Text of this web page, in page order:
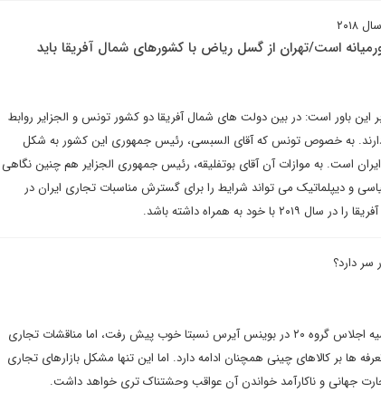
است/تهران از گسل ریاض با کشورهای شمال آفریقا باید
این باور است: در بین دولت های شمال آفریقا دو کشور تونس و الجزایر روابط
دارند. به خصوص تونس که آقای السبسی، رئیس جمهوری این کشور به شکل
است. به موازات آن آقای بوتفلیقه، رئیس جمهوری الجزایر هم چنین نگاهی
و دیپلماتیک می تواند شرایط را برای گسترش مناسبات تجاری ایران در
به همراه داشته باشد.
سر دارد؟
مذاکرات دونالد ترامپ و شی جین پینگ در حاشیه اجلاس گروه ۲۰ در بوینس آیرس نسبتا خوب پیش رفت، اما مناقشات تجاری
ها بر کالاهای چینی همچنان ادامه دارد. اما این تنها مشکل بازارهای تجاری
جهانی و ناکارآمد خواندن آن عواقب وحشتناک‌ تری خواهد داشت.